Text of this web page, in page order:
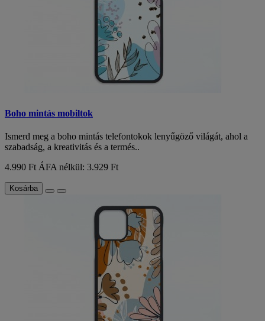
Boho mintás mobiltok
Ismerd meg a boho mintás telefontokok lenyűgöző világát, ahol a
szabadság, a kreativitás és a termés..
4.990 Ft ÁFA nélkül: 3.929 Ft
Kosárba